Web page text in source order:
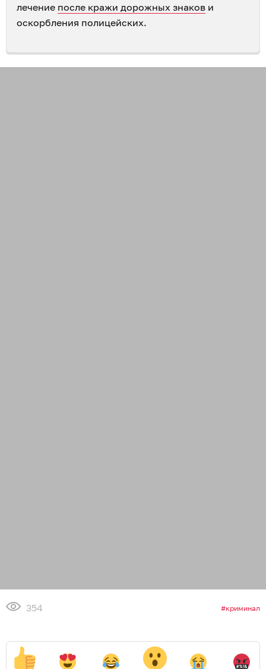
лечение после кражи дорожных знаков и
оскорбления полицейских.
354 криминал